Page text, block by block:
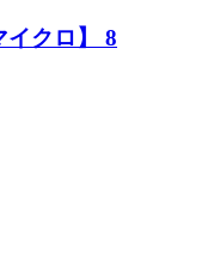
イクロ】 8